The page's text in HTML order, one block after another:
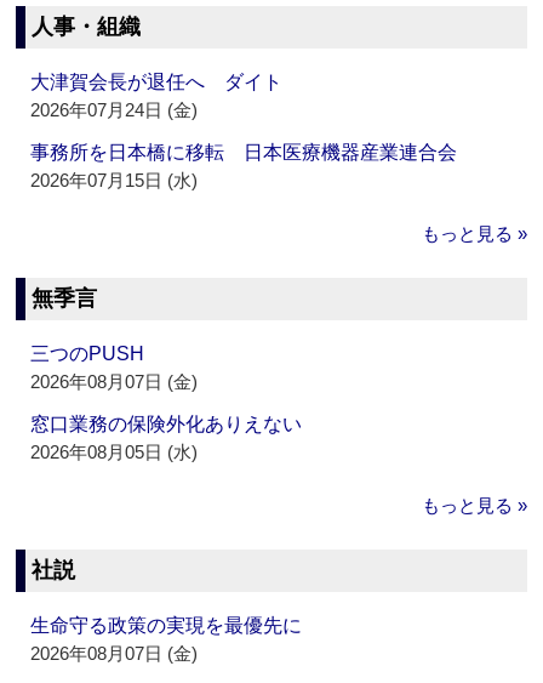
人事・組織
大津賀会長が退任へ ダイト
2026年07月24日 (金)
事務所を日本橋に移転 日本医療機器産業連合会
2026年07月15日 (水)
もっと見る »
無季言
三つのPUSH
2026年08月07日 (金)
窓口業務の保険外化ありえない
2026年08月05日 (水)
もっと見る »
社説
生命守る政策の実現を最優先に
2026年08月07日 (金)